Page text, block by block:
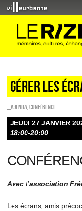
GÉRER LES
_Agenda Conférence
JEUDI 27 JANVIER
18:00-20:00
Avec l’association
Les écrans, amis